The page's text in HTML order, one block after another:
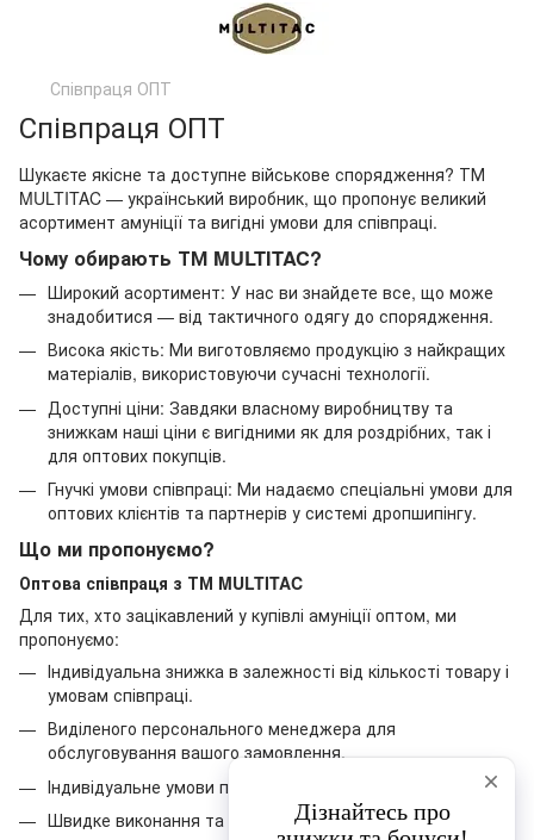
Співпраця ОПТ
Співпраця ОПТ
Шукаєте якісне та доступне військове спорядження? ТМ
MULTITAC — український виробник, що пропонує великий
асортимент амуніції та вигідні умови для співпраці.
Чому обирають ТМ MULTITAC?
Широкий асортимент: У нас ви знайдете все, що може
знадобитися — від тактичного одягу до спорядження.
Висока якість: Ми виготовляємо продукцію з найкращих
матеріалів, використовуючи сучасні технології.
Доступні ціни: Завдяки власному виробництву та
знижкам наші ціни є вигідними як для роздрібних, так і
для оптових покупців.
Гнучкі умови співпраці: Ми надаємо спеціальні умови для
оптових клієнтів та партнерів у системі дропшипінгу.
Що ми пропонуємо?
Оптова співпраця з ТМ MULTITAC
Для тих, хто зацікавлений у купівлі амуніції оптом, ми
пропонуємо:
Індивідуальна знижка в залежності від кількості товару і
умовам співпраці.
Виділеного персонального менеджера для
обслуговування вашого замовлення.
Індивідуальне умови постачання.
Швидке виконання та відправка замовлень.